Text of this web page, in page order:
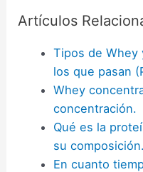
Artículos
Tipos de Whey
los que pasan
Whey
concentración.
Qué es la
su
En cuanto